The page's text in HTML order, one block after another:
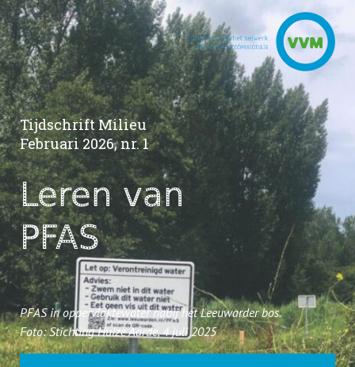
Tijdschrift Milieu
Februari 2026, nr. 1
Leren van
PFAS
PFAS in oppervlaktewater nabij het Leeuwarder bos.
Foto: Stichting Huize Aarde, 4 juli 2025